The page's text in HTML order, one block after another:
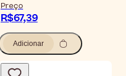
Preço
R$67,39
Adicionar